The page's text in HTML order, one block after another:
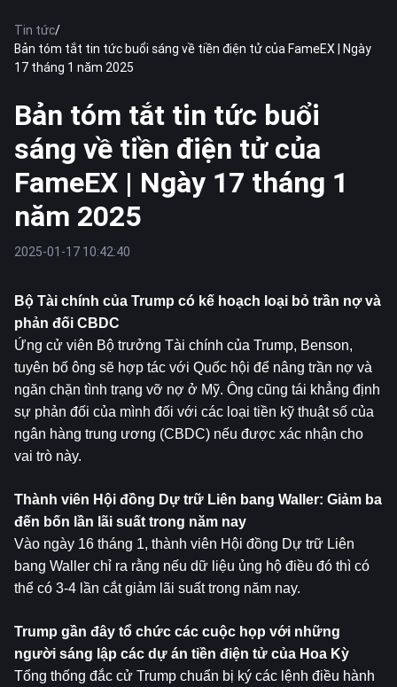
Tin tức/
Bản tóm tắt tin tức buổi sáng về tiền điện tử của FameEX | Ngày
17 tháng 1 năm 2025
Bản tóm tắt tin tức buổi
sáng về tiền điện tử của
FameEX | Ngày 17 tháng 1
năm 2025
2025-01-17 10:42:40
Bộ Tài chính của Trump có kế hoạch loại bỏ trần nợ và
phản đối CBDC
Ứng cử viên Bộ trưởng Tài chính của Trump, Benson,
tuyên bố ông sẽ hợp tác với Quốc hội để nâng trần nợ và
ngăn chặn tình trạng vỡ nợ ở Mỹ. Ông cũng tái khẳng định
sự phản đối của mình đối với các loại tiền kỹ thuật số của
ngân hàng trung ương (CBDC) nếu được xác nhận cho
vai trò này.
Thành viên Hội đồng Dự trữ Liên bang Waller: Giảm ba
đến bốn lần lãi suất trong năm nay
Vào ngày 16 tháng 1, thành viên Hội đồng Dự trữ Liên
bang Waller chỉ ra rằng nếu dữ liệu ủng hộ điều đó thì có
thể có 3-4 lần cắt giảm lãi suất trong năm nay.
Trump gần đây tổ chức các cuộc họp với những
người sáng lập các dự án tiền điện tử của Hoa Kỳ
Tổng thống đắc cử Trump chuẩn bị ký các lệnh điều hành